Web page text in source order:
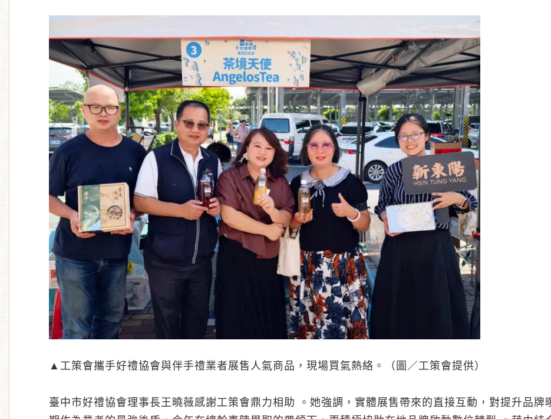
▲工策會攜手好禮協會與伴手禮業者展售人氣商品，現場買氣熱絡。（圖／工策會提供）
臺中市好禮協會理事長王曉薇感謝工策會鼎力相助 。她強調，實體展售帶來的直接互動，對提升品